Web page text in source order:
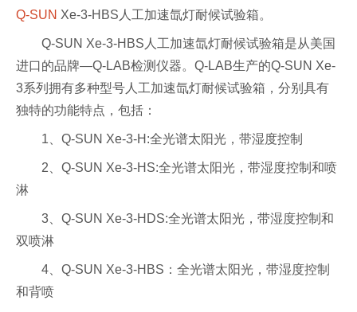
Q-SUN Xe-3-HBS人工加速氙灯耐候试验箱。
Q-SUN Xe-3-HBS人工加速氙灯耐候试验箱是从美国
进口的品牌—Q-LAB检测仪器。Q-LAB生产的Q-SUN Xe-
3系列拥有多种型号人工加速氙灯耐候试验箱，分别具有
独特的功能特点，包括：
1、Q-SUN Xe-3-H:全光谱太阳光，带湿度控制
2、Q-SUN Xe-3-HS:全光谱太阳光，带湿度控制和喷
淋
3、Q-SUN Xe-3-HDS:全光谱太阳光，带湿度控制和
双喷淋
4、Q-SUN Xe-3-HBS：全光谱太阳光，带湿度控制
和背喷